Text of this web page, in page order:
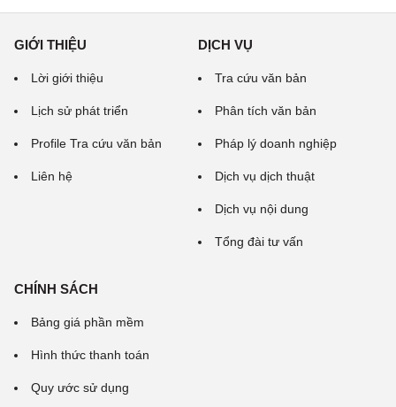
GIỚI THIỆU
Lời giới thiệu
Lịch sử phát triển
Profile Tra cứu văn bản
Liên hệ
DỊCH VỤ
Tra cứu văn bản
Phân tích văn bản
Pháp lý doanh nghiệp
Dịch vụ dịch thuật
Dịch vụ nội dung
Tổng đài tư vấn
CHÍNH SÁCH
Bảng giá phần mềm
Hình thức thanh toán
Quy ước sử dụng